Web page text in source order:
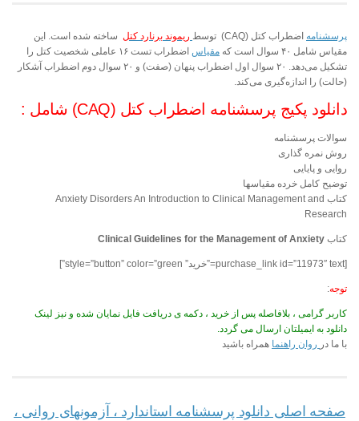
پرسشنامه اضطراب کتل (CAQ) توسط ریموند برنارد کتل ساخته شده است. این
مقیاس شامل ۴۰ سوال است که
مقیاس
اضطراب تست ۱۶ عاملی شخصیت کتل را
تشکیل می‌دهد. ۲۰ سوال اول اضطراب پنهان (صفت) و ۲۰ سوال دوم اضطراب آشکار
(حالت) را اندازه‌گیری می‌کند.
دانلود پکیج پرسشنامه اضطراب کتل (CAQ) شامل :
سوالات پرسشنامه
روش نمره گذاری
روایی و پایایی
توضیح کامل خرده مقیاسها
کتاب Anxiety Disorders An Introduction to Clinical Management and
Research
کتاب Clinical Guidelines for the Management of Anxiety
[purchase_link id=”11973″ text=”خرید” style=”button” color=”green”]
توجه:
کاربر گرامی ، بلافاصله پس از خرید ، دکمه ی دریافت فایل نمایان شده و نیز لینک
دانلود به ایمیلتان ارسال می گردد.
با ما در روان راهنما همراه باشید
صفحه اصلی دانلود پرسشنامه استاندارد ، آزمونهای روانی ،